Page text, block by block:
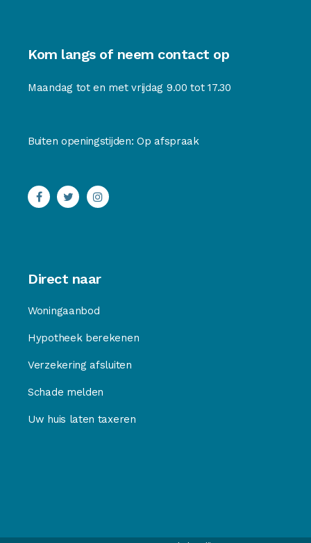
Kom langs of neem contact op
Maandag tot en met vrijdag 9.00 tot 17.30
Buiten openingstijden: Op afspraak
Direct naar
Woningaanbod
Hypotheek berekenen
Verzekering afsluiten
Schade melden
Uw huis laten taxeren